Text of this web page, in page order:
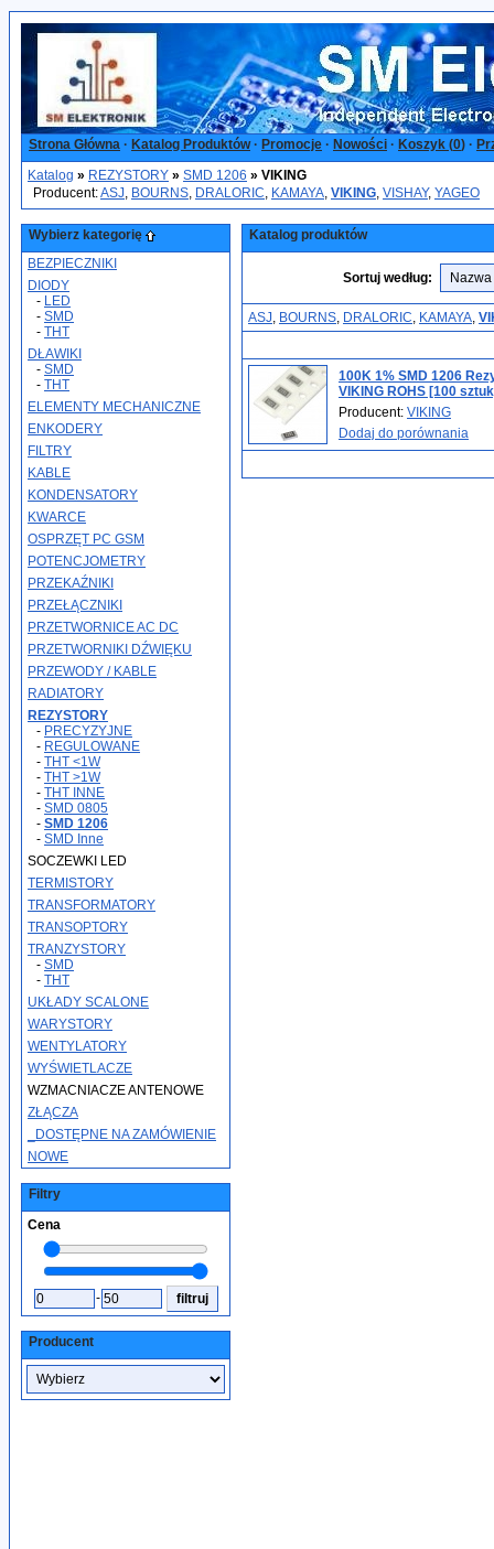
Strona Główna · Katalog Produktów· Promocje · Nowości · Koszyk (0) ·
Katalog » REZYSTORY » SMD 1206 » VIKING
Producent:ASJ, BOURNS, DRALORIC, KAMAYA, VIKING, VISHAY, YAGEO
Wybierz kategorię
BEZPIECZNIKI
DIODY
- LED
- SMD
- THT
DŁAWIKI
- SMD
- THT
ELEMENTY MECHANICZNE
ENKODERY
FILTRY
KABLE
KONDENSATORY
KWARCE
OSPRZĘT PC GSM
POTENCJOMETRY
PRZEKAŹNIKI
PRZEŁĄCZNIKI
PRZETWORNICE AC DC
PRZETWORNIKI DŹWIĘKU
PRZEWODY / KABLE
RADIATORY
REZYSTORY
- PRECYZYJNE
- REGULOWANE
- THT <1W
- THT >1W
- THT INNE
- SMD 0805
- SMD 1206
- SMD Inne
SOCZEWKI LED
TERMISTORY
TRANSFORMATORY
TRANSOPTORY
TRANZYSTORY
- SMD
- THT
UKŁADY SCALONE
WARYSTORY
WENTYLATORY
WYŚWIETLACZE
WZMACNIACZE ANTENOWE
ZŁĄCZA
_DOSTĘPNE NA ZAMÓWIENIE
NOWE
Filtry
Cena
-
Producent
Katalog produktów
Sortuj według:
ASJ, BOURNS, DRALORIC, KAMAYA,
100K 1% SMD 1206
VIKING ROHS [100
Producent: VIKING
Dodaj do porównania